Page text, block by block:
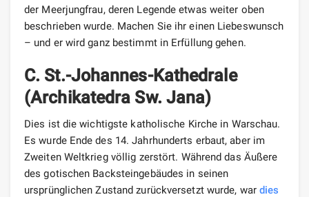
der Meerjungfrau, deren Legende etwas weiter oben
beschrieben wurde. Machen Sie ihr einen Liebeswunsch
– und er wird ganz bestimmt in Erfüllung gehen.
C. St.-Johannes-Kathedrale
(Archikatedra Sw. Jana)
Dies ist die wichtigste katholische Kirche in Warschau.
Es wurde Ende des 14. Jahrhunderts erbaut, aber im
Zweiten Weltkrieg völlig zerstört. Während das Äußere
des gotischen Backsteingebäudes in seinen
ursprünglichen Zustand zurückversetzt wurde, war dies